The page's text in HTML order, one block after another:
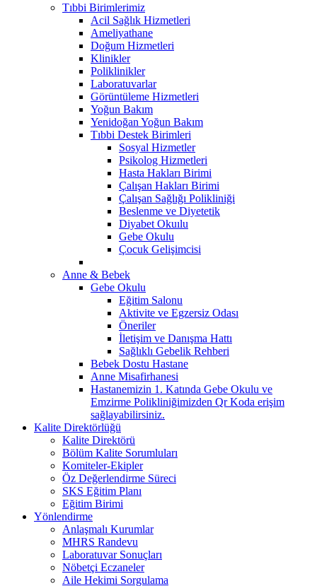
Tıbbi Birimlerimiz
Acil Sağlık Hizmetleri
Ameliyathane
Doğum Hizmetleri
Klinikler
Poliklinikler
Laboratuvarlar
Görüntüleme Hizmetleri
Yoğun Bakım
Yenidoğan Yoğun Bakım
Tıbbi Destek Birimleri
Sosyal Hizmetler
Psikolog Hizmetleri
Hasta Hakları Birimi
Çalışan Hakları Birimi
Çalışan Sağlığı Polikliniği
Beslenme ve Diyetetik
Diyabet Okuılu
Gebe Okulu
Çocuk Gelişimcisi
Anne & Bebek
Gebe Okulu
Eğitim Salonu
Aktivite ve Egzersiz Odası
Öneriler
İletişim ve Danışma Hattı
Sağlıklı Gebelik Rehberi
Bebek Dostu Hastane
Anne Misafirhanesi
Hastanemizin 1. Katında Gebe Okulu ve
Emzirme Polikliniğimizden Qr Koda erişim
sağlayabilirsiniz.
Kalite Direktörlüğü
Kalite Direktörü
Bölüm Kalite Sorumluları
Komiteler-Ekipler
Öz Değerlendirme Süreci
SKS Eğitim Planı
Eğitim Birimi
Yönlendirme
Anlaşmalı Kurumlar
MHRS Randevu
Laboratuvar Sonuçları
Nöbetçi Eczaneler
Aile Hekimi Sorgulama